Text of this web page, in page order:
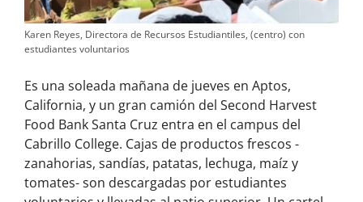
Karen Reyes, Directora de Recursos Estudiantiles, (centro) con
estudiantes voluntarios
Es una soleada mañana de jueves en Aptos,
California, y un gran camión del Second Harvest
Food Bank Santa Cruz entra en el campus del
Cabrillo College. Cajas de productos frescos -
zanahorias, sandías, patatas, lechuga, maíz y
tomates- son descargadas por estudiantes